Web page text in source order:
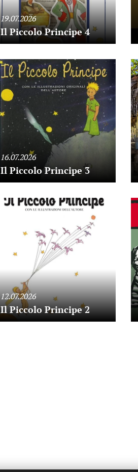
19.07.2026
Il Piccolo Principe 4
16.07.2026
Il Piccolo Principe 3
12.07.2026
Il Piccolo Principe 2